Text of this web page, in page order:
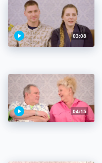
03:08
04:15